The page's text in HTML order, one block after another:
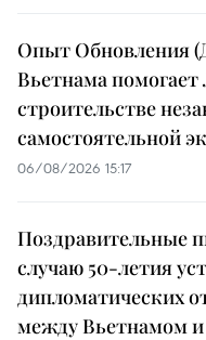
Опыт Обновления
Вьетнама помогает
строительстве
самостоятельной
06/08/2026 15:17
Поздравительные
случаю 50-летия
дипломатических
между Вьетнамом